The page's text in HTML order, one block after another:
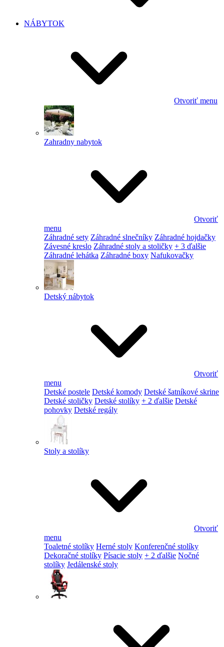
NÁBYTOK
Otvoriť menu
Zahradny nabytok
Otvoriť
menu
Záhradné sety Záhradné slnečníky Záhradné hojdačky
Závesné kreslo Záhradné stoly a stoličky + 3 ďalšie
Záhradné lehátka Záhradné boxy Nafukovačky
Detský nábytok
Otvoriť
menu
Detské postele Detské komody Detské šatníkové skrine
Detské stoličky Detské stolíky + 2 ďalšie Detské
pohovky Detské regály
Stoly a stolíky
Otvoriť
menu
Toaletné stolíky Herné stoly Konferenčné stolíky
Dekoračné stolíky Písacie stoly + 2 ďalšie Nočné
stolíky Jedálenské stoly